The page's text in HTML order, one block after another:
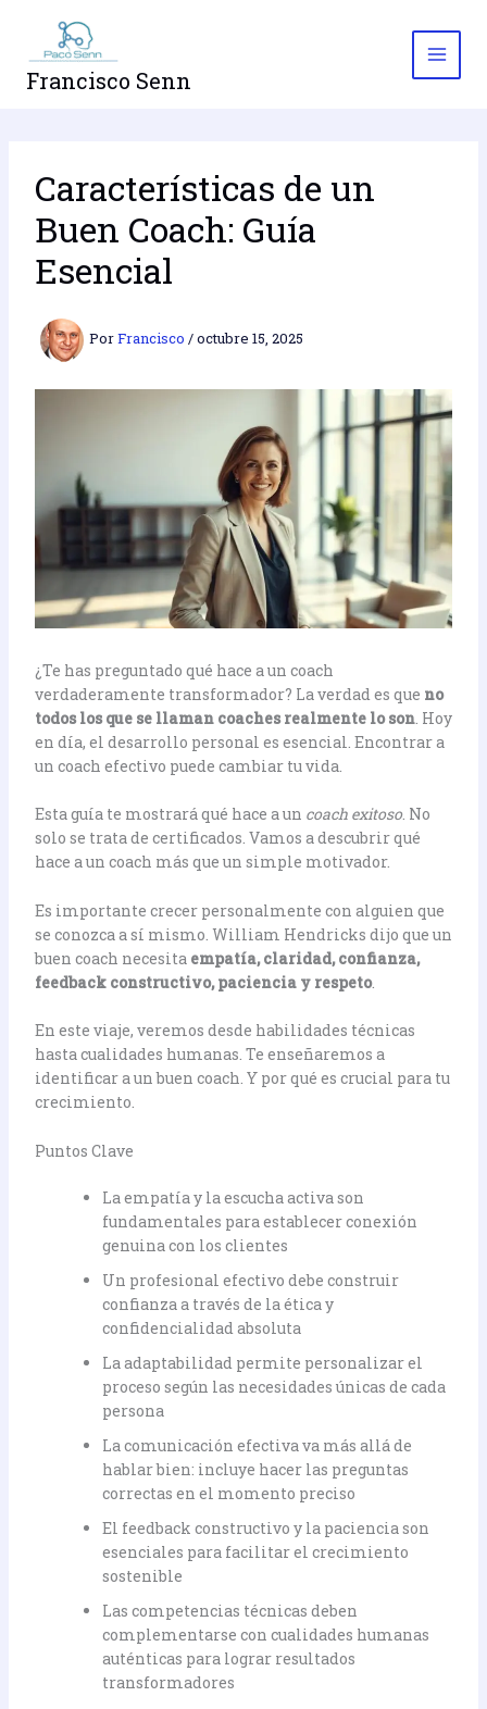
contenido
Francisco Senn
Características de un
Buen Coach: Guía
Esencial
PorFrancisco /octubre 15, 2025
¿Te has preguntado qué hace a un coach
verdaderamente transformador? La verdad es que no
todos los que se llaman coaches realmente lo son. Hoy
en día, el desarrollo personal es esencial. Encontrar a
un coach efectivo puede cambiar tu vida.
Esta guía te mostrará qué hace a un coach exitoso. No
solo se trata de certificados. Vamos a descubrir qué
hace a un coach más que un simple motivador.
Es importante crecer personalmente con alguien que
se conozca a sí mismo. William Hendricks dijo que un
buen coach necesita empatía, claridad, confianza,
feedback constructivo, paciencia y respeto.
En este viaje, veremos desde habilidades técnicas
hasta cualidades humanas. Te enseñaremos a
identificar a un buen coach. Y por qué es crucial para tu
crecimiento.
Puntos Clave
La empatía y la escucha activa son
fundamentales para establecer conexión
genuina con los clientes
Un profesional efectivo debe construir
confianza a través de la ética y
confidencialidad absoluta
La adaptabilidad permite personalizar el
proceso según las necesidades únicas de cada
persona
La comunicación efectiva va más allá de
hablar bien: incluye hacer las preguntas
correctas en el momento preciso
El feedback constructivo y la paciencia son
esenciales para facilitar el crecimiento
sostenible
Las competencias técnicas deben
complementarse con cualidades humanas
auténticas para lograr resultados
transformadores